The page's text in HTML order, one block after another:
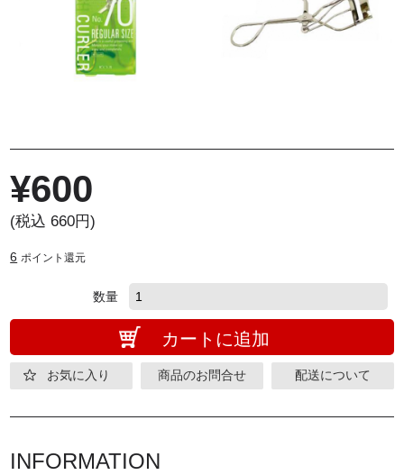
¥600
(税込 660円)
6 ポイント還元
数量
カートに追加
お気に入り 商品のお問合せ 配送について
INFORMATION